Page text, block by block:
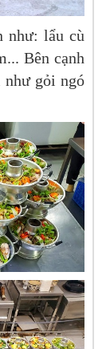
như: lẩu cù
Bên cạnh
như gỏi ngó